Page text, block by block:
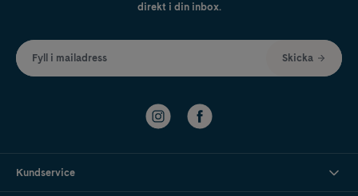
direkt i din inbox.
Fyll i mailadress Skicka
Kundservice